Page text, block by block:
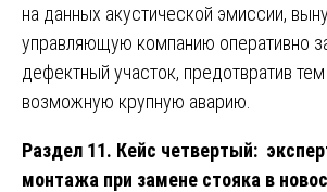
на данных акустической эмиссии,
управляющую компанию оперативно
дефектный участок, предотвратив
возможную крупную аварию.
Раздел 11. Кейс четвертый:
монтажа при замене стояка в